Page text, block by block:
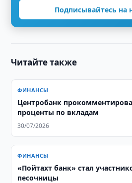
Подписывайтесь на
Читайте также
ФИНАНСЫ
Центробанк
проценты по вкладам
30/07/2026
ФИНАНСЫ
«Пойтахт банк» стал
песочницы